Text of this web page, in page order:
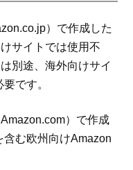
）で作成した
サイトでは使用不
別途、海外向けサイ
です。
）で作成
含む欧州向けAmazon